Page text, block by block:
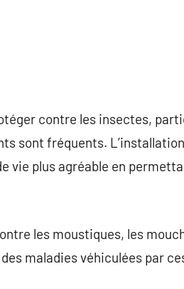
contre les insectes,
sont fréquents.
plus agréable en
les moustiques, les
maladies véhiculées par